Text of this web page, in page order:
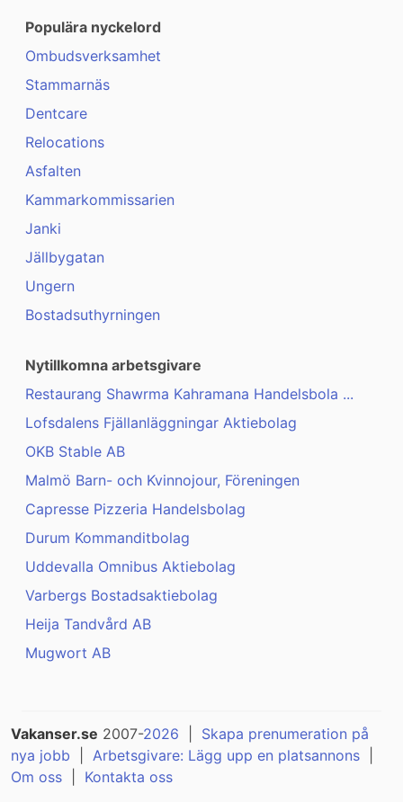
Populära nyckelord
Ombudsverksamhet
Stammarnäs
Dentcare
Relocations
Asfalten
Kammarkommissarien
Janki
Jällbygatan
Ungern
Bostadsuthyrningen
Nytillkomna arbetsgivare
Restaurang Shawrma Kahramana Handelsbola ...
Lofsdalens Fjällanläggningar Aktiebolag
OKB Stable AB
Malmö Barn- och Kvinnojour, Föreningen
Capresse Pizzeria Handelsbolag
Durum Kommanditbolag
Uddevalla Omnibus Aktiebolag
Varbergs Bostadsaktiebolag
Heija Tandvård AB
Mugwort AB
Vakanser.se 2007-2026
Skapa prenumeration på
nya jobb
Arbetsgivare: Lägg upp en platsannons
Om oss
Kontakta oss